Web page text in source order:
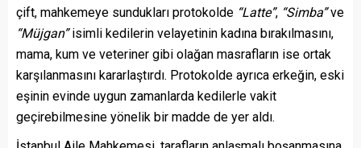
çift, mahkemeye sundukları protokolde “Latte”, “Simba”ve
“Müjgan”isimli kedilerin velayetinin kadına bırakılmasını,
mama, kum ve veteriner gibi olağan masrafların ise ortak
karşılanmasını kararlaştırdı. Protokolde ayrıca erkeğin, eski
eşinin evinde uygun zamanlarda kedilerle vakit
geçirebilmesine yönelik bir madde de yer aldı.